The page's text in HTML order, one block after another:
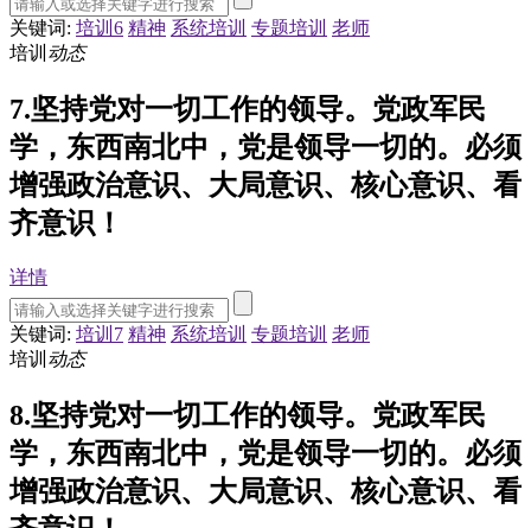
关键词: 培训6 精神 系统培训 专题培训 老师
培训 动态
7.坚持党对一切工作的领导。党政军民
学，东西南北中，党是领导一切的。必须
增强政治意识、大局意识、核心意识、看
齐意识！
详情
关键词: 培训7 精神 系统培训 专题培训 老师
培训 动态
8.坚持党对一切工作的领导。党政军民
学，东西南北中，党是领导一切的。必须
增强政治意识、大局意识、核心意识、看